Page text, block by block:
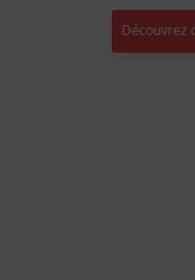
Découvrez